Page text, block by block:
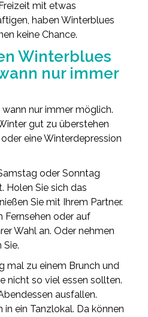
mit etwas
haben Winterblues
keine Chance.
Winterblues
nur immer
nur immer möglich.
gut zu überstehen
eine Winterdepression
oder Sonntag
Holen Sie sich das
Sie mit Ihrem Partner.
Fernsehen oder auf
Wahl an. Oder nehmen
Sie.
mal zu einem Brunch und
nicht so viel essen sollten.
ausfallen.
ein Tanzlokal. Da können